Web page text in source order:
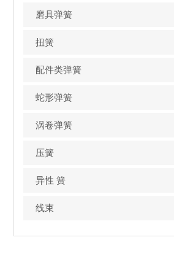
磨具弹簧
扭簧
配件类弹簧
蛇形弹簧
涡卷弹簧
压簧
异性 簧
线束